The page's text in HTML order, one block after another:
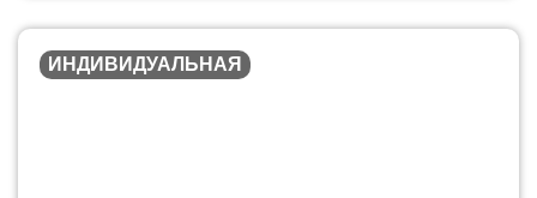
ИНДИВИДУАЛЬНАЯ